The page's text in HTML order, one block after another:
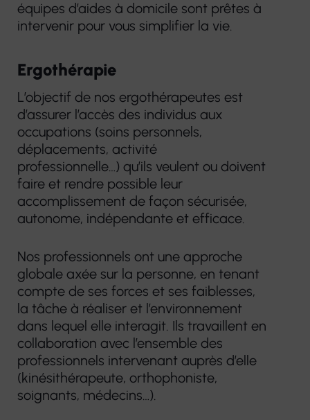
équipes d’aides à domicile sont prêtes à
intervenir pour vous simplifier la vie.
Ergothérapie
L’objectif de nos ergothérapeutes est
d’assurer l’accès des individus aux
occupations (soins personnels,
déplacements, activité
professionnelle…) qu’ils veulent ou doivent
faire et rendre possible leur
accomplissement de façon sécurisée,
autonome, indépendante et efficace.
Nos professionnels ont une approche
globale axée sur la personne, en tenant
compte de ses forces et ses faiblesses,
la tâche à réaliser et l’environnement
dans lequel elle interagit. Ils travaillent en
collaboration avec l’ensemble des
professionnels intervenant auprès d’elle
(kinésithérapeute, orthophoniste,
soignants, médecins…).